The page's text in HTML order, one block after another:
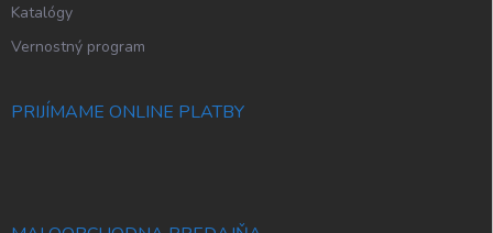
Katalógy
Vernostný program
PRIJÍMAME ONLINE PLATBY